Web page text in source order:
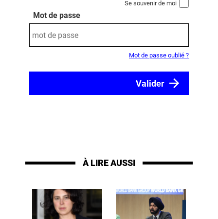
Se souvenir de moi
Mot de passe
Mot de passe oublié ?
À LIRE AUSSI